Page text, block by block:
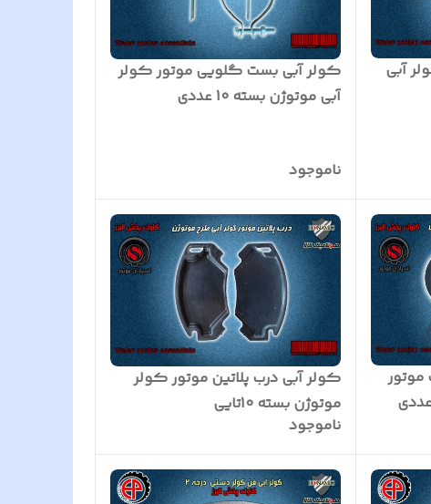
آبی
کولر آبی بست گلویی موتور کولر
آبی موتوژن بسته 10 عددی
ناموجود
کولر آبی درب پلاتین موتور کولر
موتوژن بسته 10تایی
ناموجود